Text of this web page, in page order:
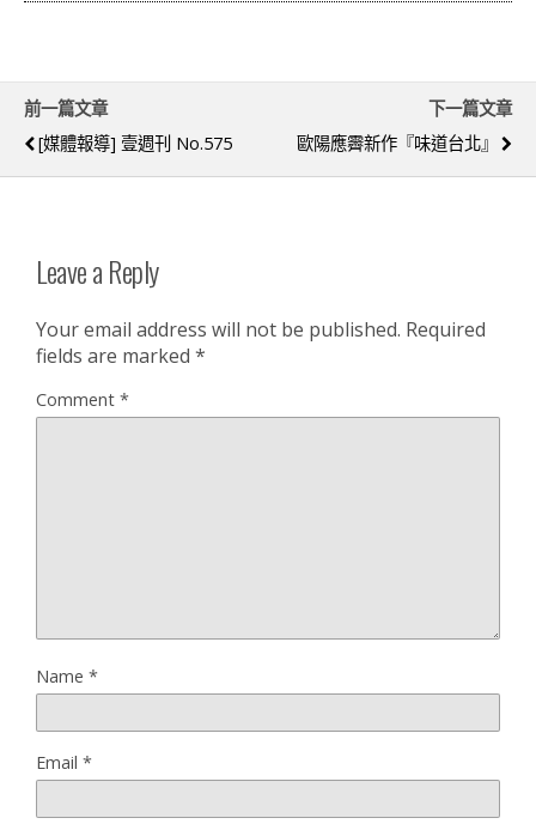
前一篇文章
[媒體報導] 壹週刊 No.575
下一篇文章
歐陽應霽新作『味道台北』
Leave a Reply
Your email address will not be published. Required
fields are marked *
Comment *
Name *
Email *